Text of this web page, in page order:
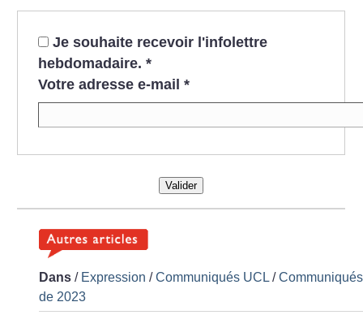
Je souhaite recevoir l'infolettre
hebdomadaire. *
Votre adresse e-mail *
Valider
Dans / Expression /Communiqués UCL/Communiqués
de 2023